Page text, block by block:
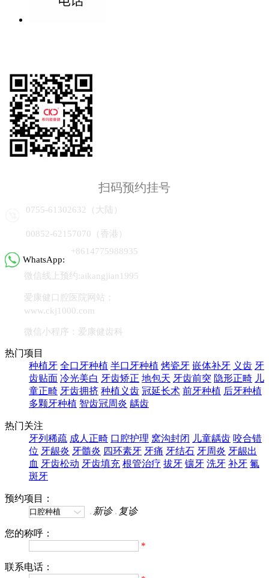
扫码预约挂号
0755-61302632（大陆）
00852-62157070（香港）
WhatsApp:
+8614775988935
微信线上预约:aikangjian1995
爱康健口腔医院网站：
www.ckj1000.com
微信小程序：爱康健齿科
热门项目
种植牙 全口牙种植 半口牙种植 烤瓷牙 嵌体补牙 义齿 牙
齿贴面 冷光美白 牙齿矫正 地包天 牙齿前突 隐形正畸 儿
童正畸 牙齿拥挤 种植义齿 冠延长术 前牙种植 后牙种植
多颗牙种植 智齿冠周炎 龋齿
热门关注
牙列稀疏 成人正畸 口腔护理 窝沟封闭 儿童龋齿 咬合错
位 牙龈炎 牙髓炎 四环素牙 牙痛 牙结石 牙周炎 牙龈出
血 牙齿松动 牙齿填充 根管治疗 拔牙 镶牙 洗牙 补牙 氟
斑牙
预约项目：
新诊
复诊
您的称呼：
*
联系电话：